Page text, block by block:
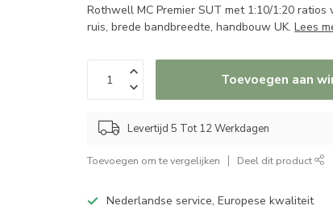
Rothwell MC Premier SUT met 1:10/1:20
ruis, brede bandbreedte, handbouw UK.Lees
Toevoegen aan
Levertijd 5 Tot 12 Werkdagen
Toevoegen om te vergelijken Deel dit product
Nederlandse service, Europese kwaliteit